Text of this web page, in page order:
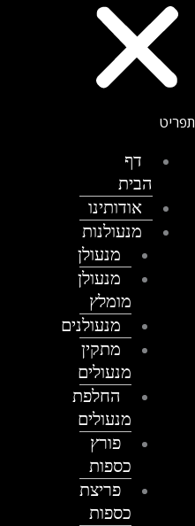
דף
הבית
אודותינו
מנעולנות
מנעולן
מנעולן
מומלץ
מנעולנים
מתקין
מנעולים
החלפת
מנעולים
פורץ
כספות
פריצת
כספות